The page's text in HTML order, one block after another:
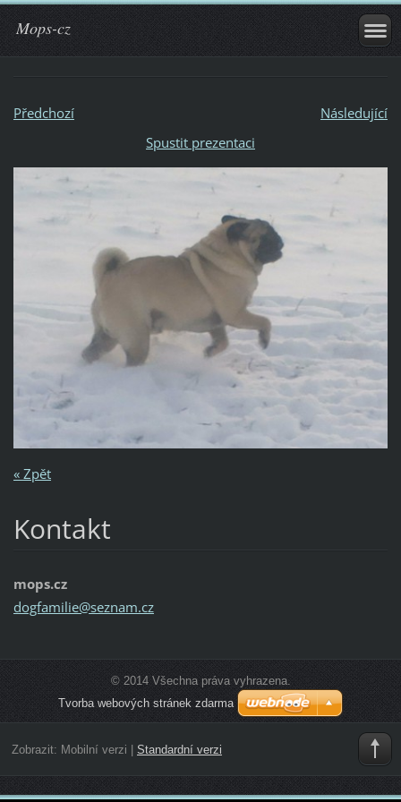
Mops-cz
Předchozí
Následující
Spustit prezentaci
« Zpět
Kontakt
mops.cz
dogfamilie@seznam.cz
© 2014 Všechna práva vyhrazena.
Tvorba webových stránek zdarma
Zobrazit: Mobilní verzi Standardní verzi